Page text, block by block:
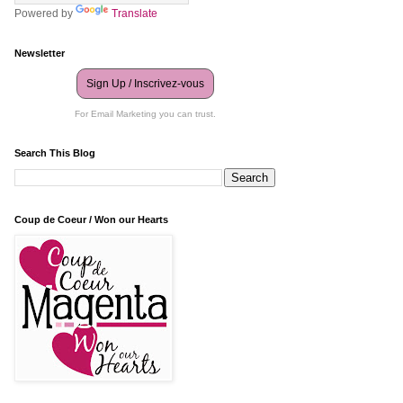
Powered by Translate
Newsletter
Sign Up / Inscrivez-vous
For Email Marketing you can trust.
Search This Blog
Coup de Coeur / Won our Hearts